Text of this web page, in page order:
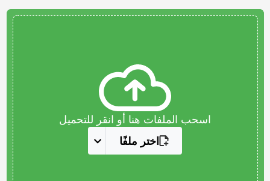
اسحب الملفات هنا أو انقر للتحميل
اختر ملفًا